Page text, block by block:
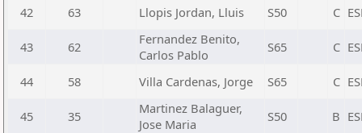
42 63 Llopis Jordan, Lluis S50 C
43 62
Fernandez Benito,
Carlos Pablo
S65 C
44 58 Villa Cardenas, Jorge S65 C
45 35
Martinez Balaguer,
Jose Maria
S50 B